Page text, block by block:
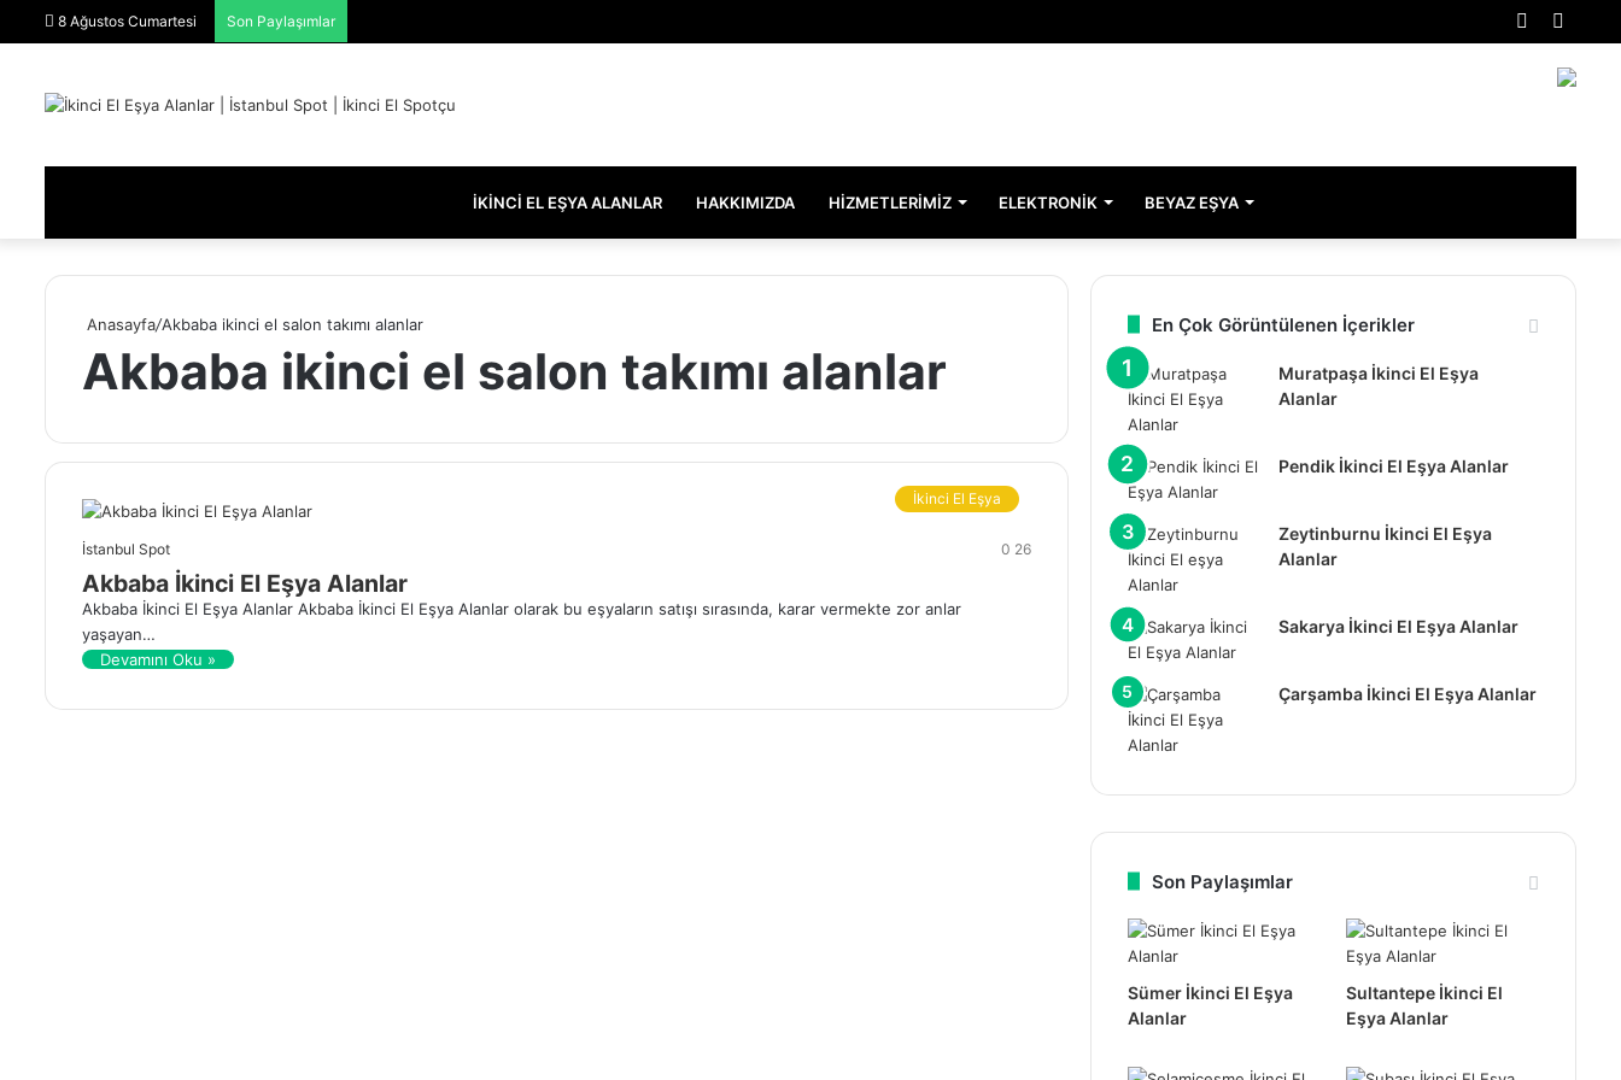
8 Ağustos Cumartesi Son Paylaşımlar
Rastgele
Makale
İKINCI EL EŞYA ALANLAR HAKKIMIZDA HIZMETLERIMIZ ELEKTRONIK BEYAZ EŞYA
Anasayfa/Akbaba ikinci el salon takımı alanlar
Akbaba ikinci el salon takımı alanlar
İkinci El Eşya
İstanbul Spot 0 26
Akbaba İkinci El Eşya Alanlar
Akbaba İkinci El Eşya Alanlar Akbaba İkinci El Eşya Alanlar olarak bu eşyaların satışı sırasında, karar vermekte zor anlar
yaşayan…
Devamını Oku »
En Çok Görüntülenen İçerikler
Muratpaşa İkinci El Eşya
Alanlar
Pendik İkinci El Eşya Alanlar
Zeytinburnu İkinci El Eşya
Alanlar
Sakarya İkinci El Eşya Alanlar
Çarşamba İkinci El Eşya Alanlar
Son Paylaşımlar
Sümer İkinci El Eşya
Alanlar
Sultantepe İkinci El
Eşya Alanlar